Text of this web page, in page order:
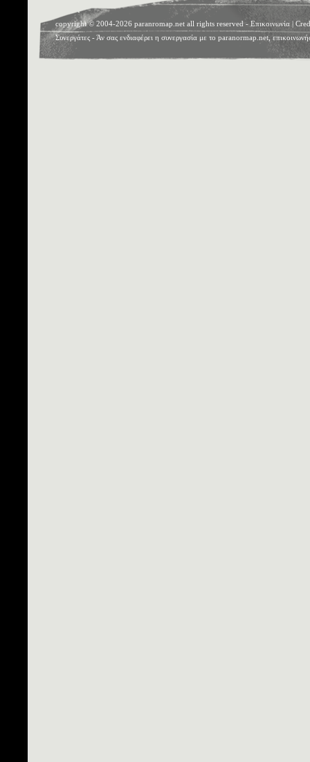
copyright © 2004-2026 paranromap.net all rights reserved - Επικοινωνία |
Συνεργάτες - Άν σας ενδιαφέρει η συνεργασία με το paranormap.net,